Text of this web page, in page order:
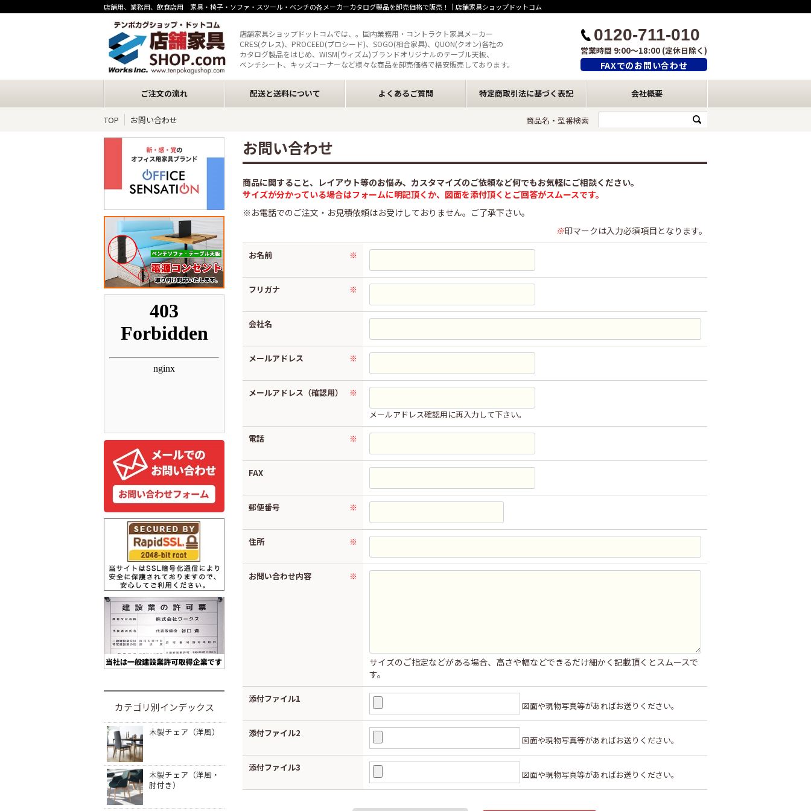
店舗用、業務用、飲食店用 家具・椅子・ソファ・スツール・ベンチの各メーカーカタログ製品を卸売価格で販売！｜店舗家具ショップドットコム
店舗家具ショップドットコムでは、。国内業務用・コントラクト家具メーカー
CRES(クレス)、PROCEED(プロシード)、SOGO(相合家具)、QUON(クオン)各社の
カタログ製品をはじめ、WISM(ウィズム)ブランドオリジナルのテーブル天板、
ベンチシート、キッズコーナーなど様々な商品を卸売価格で格安販売しております。
0120-711-010
営業時間 9:00～18:00 (定休日除く)
FAXでのお問い合わせ
ご注文の流れ 配送と送料について よくあるご質問 特定商取引法に基づく表記 会社概要
TOP お問い合わせ 商品名・型番検索
お問い合わせ
商品に関すること、レイアウト等のお悩み、カスタマイズのご依頼など何でもお気軽にご相談ください。
サイズが分かっている場合はフォームに明記頂くか、図面を添付頂くとご回答がスムースです。
※お電話でのご注文・お見積依頼はお受けしておりません。ご了承下さい。
※印マークは入力必須項目となります。
※
お名前
※
フリガナ
会社名
※
メールアドレス
※
メールアドレス（確認用）
メールアドレス確認用に再入力して下さい。
※
電話
FAX
※
郵便番号
※
住所
※
お問い合わせ内容
サイズのご指定などがある場合、高さや幅などできるだけ細かく記載頂くとスムースで
す。
添付ファイル1
図面や現物写真等があればお送りください。
添付ファイル2
図面や現物写真等があればお送りください。
添付ファイル3
図面や現物写真等があればお送りください。
カテゴリ別インデックス
木製チェア（洋風）
木製チェア（洋風・
肘付き）